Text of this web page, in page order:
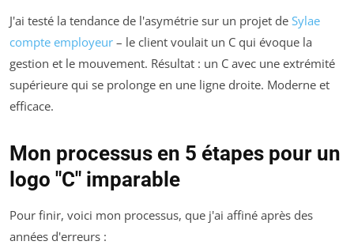
J'ai testé la tendance de l'asymétrie sur un projet de Sylae
compte employeur – le client voulait un C qui évoque la
gestion et le mouvement. Résultat : un C avec une extrémité
supérieure qui se prolonge en une ligne droite. Moderne et
efficace.
Mon processus en 5 étapes pour un
logo "C" imparable
Pour finir, voici mon processus, que j'ai affiné après des
années d'erreurs :